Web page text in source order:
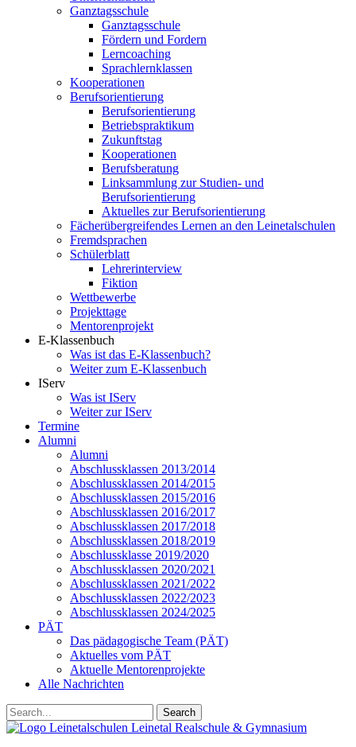
Ganztagsschule
Ganztagsschule
Fördern und Fordern
Lerncoaching
Sprachlernklassen
Kooperationen
Berufsorientierung
Berufsorientierung
Betriebspraktikum
Zukunftstag
Kooperationen
Berufsberatung
Linksammlung zur Studien- und
Berufsorientierung
Aktuelles zur Berufsorientierung
Fächerübergreifendes Lernen an den Leinetalschulen
Fremdsprachen
Schülerblatt
Lehrerinterview
Fiktion
Wettbewerbe
Projekttage
Mentorenprojekt
E-Klassenbuch
Was ist das E-Klassenbuch?
Weiter zum E-Klassenbuch
IServ
Was ist IServ
Weiter zur IServ
Termine
Alumni
Alumni
Abschlussklassen 2013/2014
Abschlussklassen 2014/2015
Abschlussklassen 2015/2016
Abschlussklassen 2016/2017
Abschlussklassen 2017/2018
Abschlussklassen 2018/2019
Abschlussklasse 2019/2020
Abschlussklassen 2020/2021
Abschlussklassen 2021/2022
Abschlussklassen 2022/2023
Abschlussklassen 2024/2025
PÄT
Das pädagogische Team (PÄT)
Aktuelles vom PÄT
Aktuelle Mentorenprojekte
Alle Nachrichten
Search
Leinetalschulen Leinetal Realschule & Gymnasium